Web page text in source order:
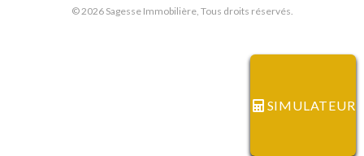
© 2026 Sagesse Immobilière, Tous droits réservés.
SIMULATEUR
Connexion